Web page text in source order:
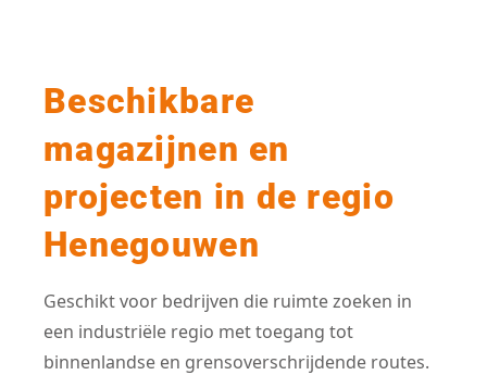
Beschikbare
magazijnen en
projecten in de regio
Henegouwen
Geschikt voor bedrijven die ruimte zoeken in
een industriële regio met toegang tot
binnenlandse en grensoverschrijdende routes.